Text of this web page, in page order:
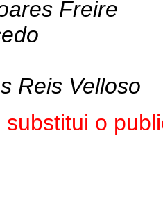
Freire
Reis Velloso
o